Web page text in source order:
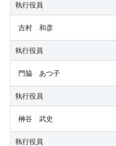
執行役員
吉村 和彦
執行役員
門脇 あつ子
執行役員
榊谷 武史
執行役員